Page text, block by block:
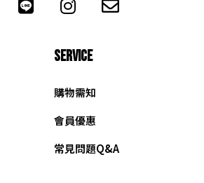
SERVICE
購物需知
會員優惠
常見問題Q&A